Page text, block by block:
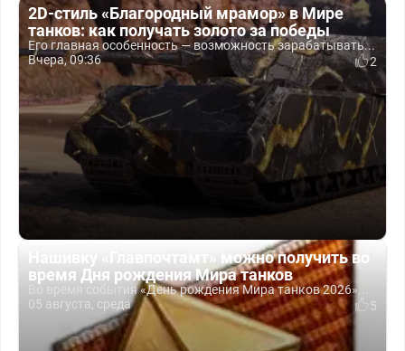
2D-стиль «Благородный мрамор» в Мире
танков: как получать золото за победы
Его главная особенность — возможность зарабатывать...
Вчера, 09:36
2
Нашивку «Главпочтамт» можно получить во
время Дня рождения Мира танков
Во время события «День рождения Мира танков 2026»...
05 августа, среда
5